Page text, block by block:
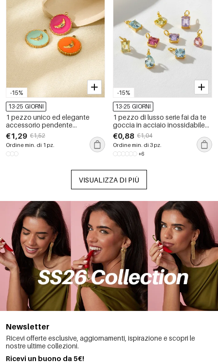
-15%
13-25 GIORNI
1 pezzo unico ed elegante
accessorio pendente
impermeabile in acciaio
inossidabile fai da te
€1,29 €1,52
Ordine min. di 1 pz.
-15%
13-25 GIORNI
1 pezzo di lusso serie fai da te
goccia in acciaio inossidabile
impermeabile color oro ciondoli
da donna
€0,88 €1,04
Ordine min. di 3 pz.
+6
VISUALIZZA DI PIÙ
Newsletter
Ricevi offerte esclusive, aggiornamenti, ispirazione e scopri le
nostre ultime collezioni.
Ricevi un buono da 5€!